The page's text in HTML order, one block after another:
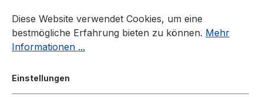
Zum Hauptinhalt springen
Diese Website verwendet Cookies, um eine
bestmögliche Erfahrung bieten zu können. Mehr
Informationen ...
Einstellungen